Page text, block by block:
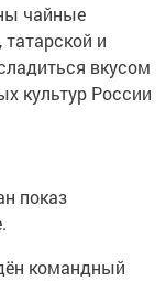
чайные
и
вкусом
культур России
показ
командный